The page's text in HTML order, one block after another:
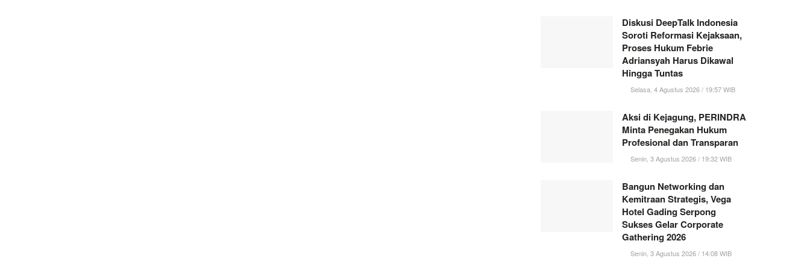
Diskusi DeepTalk Indonesia
Soroti Reformasi Kejaksaan,
Proses Hukum Febrie
Adriansyah Harus Dikawal
Hingga Tuntas
Selasa, 4 Agustus 2026 / 19:57 WIB
Aksi di Kejagung, PERINDRA
Minta Penegakan Hukum
Profesional dan Transparan
Senin, 3 Agustus 2026 / 19:32 WIB
Bangun Networking dan
Kemitraan Strategis, Vega
Hotel Gading Serpong
Sukses Gelar Corporate
Gathering 2026
Senin, 3 Agustus 2026 / 14:08 WIB